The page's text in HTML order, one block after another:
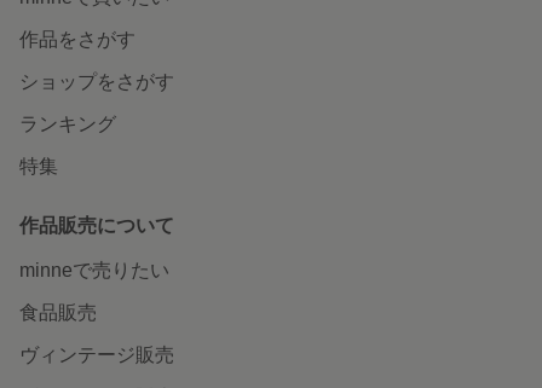
作品をさがす
ショップをさがす
ランキング
特集
作品販売について
minneで売りたい
食品販売
ヴィンテージ販売